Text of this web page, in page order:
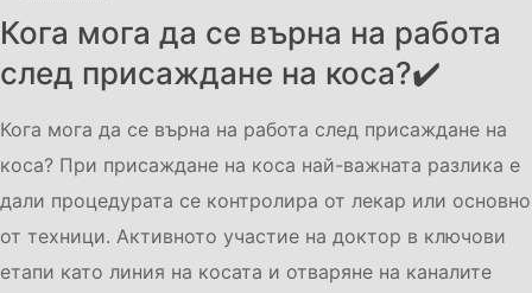
Кога мога да се върна на работа
след присаждане на коса?✔️
Кога мога да се върна на работа след присаждане на
коса? При присаждане на коса най-важната разлика е
дали процедурата се контролира от лекар или основно
от техници. Активното участие на доктор в ключови
етапи като линия на косата и отваряне на каналите